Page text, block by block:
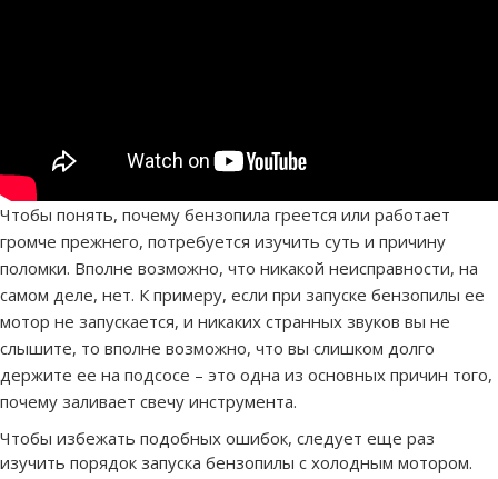
Чтобы понять, почему бензопила греется или работает
громче прежнего, потребуется изучить суть и причину
поломки. Вполне возможно, что никакой неисправности, на
самом деле, нет. К примеру, если при запуске бензопилы ее
мотор не запускается, и никаких странных звуков вы не
слышите, то вполне возможно, что вы слишком долго
держите ее на подсосе – это одна из основных причин того,
почему заливает свечу инструмента.
Чтобы избежать подобных ошибок, следует еще раз
изучить порядок запуска бензопилы с холодным мотором.